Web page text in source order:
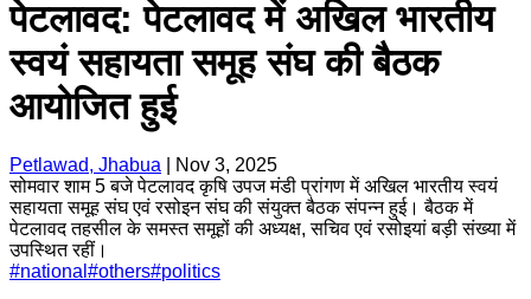
पेटलावद: पेटलावद में अखिल भारतीय
स्वयं सहायता समूह संघ की बैठक
आयोजित हुई
Petlawad, Jhabua
Nov 3, 2025
सोमवार शाम 5 बजे पेटलावद कृषि उपज मंडी प्रांगण में अखिल भारतीय स्वयं
सहायता समूह संघ एवं रसोइन संघ की संयुक्त बैठक संपन्न हुई। बैठक में
पेटलावद तहसील के समस्त समूहों की अध्यक्ष, सचिव एवं रसोइयां बड़ी संख्या में
उपस्थित रहीं।
#national #others#politics